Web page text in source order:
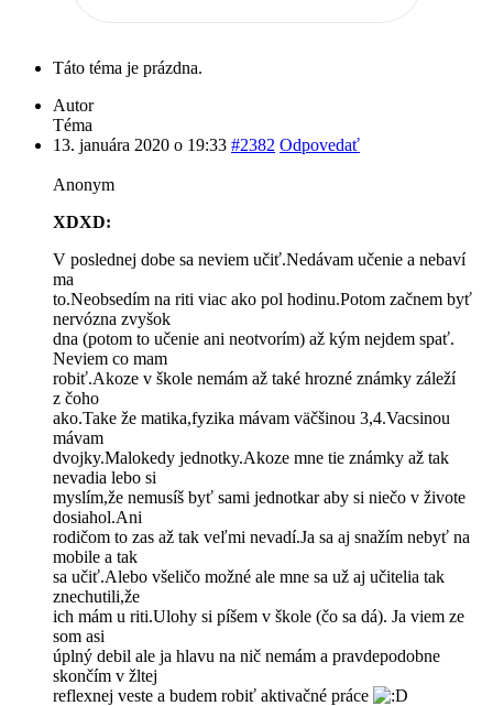
Táto téma je prázdna.
Autor
Téma
13. januára 2020 o 19:33 #2382 Odpovedať
Anonym
XDXD:
V poslednej dobe sa neviem učiť.Nedávam učenie a nebaví
ma
to.Neobsedím na riti viac ako pol hodinu.Potom začnem byť
nervózna zvyšok
dna (potom to učenie ani neotvorím) až kým nejdem spať.
Neviem co mam
robiť.Akoze v škole nemám až také hrozné známky záleží
z čoho
ako.Take že matika,fyzika mávam väčšinou 3,4.Vacsinou
mávam
dvojky.Malokedy jednotky.Akoze mne tie známky až tak
nevadia lebo si
myslím,že nemusíš byť sami jednotkar aby si niečo v živote
dosiahol.Ani
rodičom to zas až tak veľmi nevadí.Ja sa aj snažím nebyť na
mobile a tak
sa učiť.Alebo všeličo možné ale mne sa už aj učitelia tak
znechutili,že
ich mám u riti.Ulohy si píšem v škole (čo sa dá). Ja viem ze
som asi
úplný debil ale ja hlavu na nič nemám a pravdepodobne
skončím v žltej
reflexnej veste a budem robiť aktivačné práce